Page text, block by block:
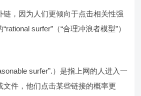
链，因为人们更倾向于点击相关性强
surfer”（“合理冲浪者模型”）
surfer”.）是指上网的人进入一
文件，他们点击某些链接的概率更